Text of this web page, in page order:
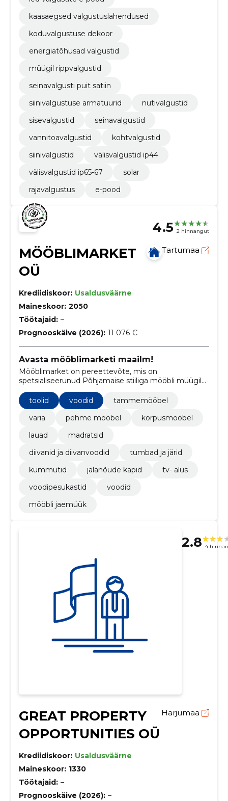
kaasaegsed valgustuslahendused
koduvalgustuse dekoor
energiatõhusad valgustid
müügil rippvalgustid
seinavalgusti puit satiin
siinivalgustuse armatuurid
nutivalgustid
sisevalgustid
seinavalgustid
vannitoavalgustid
kohtvalgustid
siinivalgustid
välisvalgustid ip44
välisvalgustid ip65-67
solar
rajavalgustus
e-pood
4.5 2 hinnangut
MÖÖBLIMARKET
OÜ
Tartumaa
Krediidiskoor: Usaldusväärne
Maineskoor: 2050
Töötajaid: –
Prognooskäive (2026): 11 076 €
Avasta mööblimarketi maailm!
Mööblimarket on pereettevõte, mis on
spetsialiseerunud Põhjamaise stiiliga mööbli müügile,
pakkudes laia valikut mööblitükke alates
pehmemööblist kuni korpusemööbli ning voodite ja
madratsiteni
toolid voodid
tammemööbel
varia
pehme mööbel
korpusmööbel
lauad
madratsid
diivanid ja diivanvoodid
tumbad ja järid
kummutid
jalanõude kapid
tv- alus
voodipesukastid
voodid
mööbli jaemüük
2.8 4
GREAT PROPERTY
OPPORTUNITIES OÜ
Harjumaa
Krediidiskoor: Usaldusväärne
Maineskoor: 1330
Töötajaid: –
Prognooskäive (2026): –